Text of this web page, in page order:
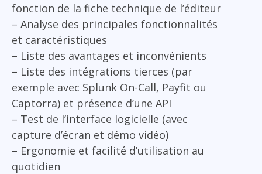
fonction de la fiche technique de l’éditeur
– Analyse des principales fonctionnalités
et caractéristiques
– Liste des avantages et inconvénients
– Liste des intégrations tierces (par
exemple avec Splunk On-Call, Payfit ou
Captorra) et présence d’une API
– Test de l’interface logicielle (avec
capture d’écran et démo vidéo)
– Ergonomie et facilité d’utilisation au
quotidien